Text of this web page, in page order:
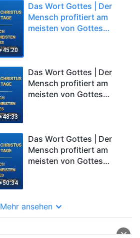
45:20
Das Wort Gottes | Der
Mensch profitiert am
meisten von Gottes
48:33
Das Wort Gottes | Der
Mensch profitiert am
meisten von Gottes
50:34
Das Wort Gottes | Der
Mensch profitiert am
meisten von Gottes
Mehr ansehen